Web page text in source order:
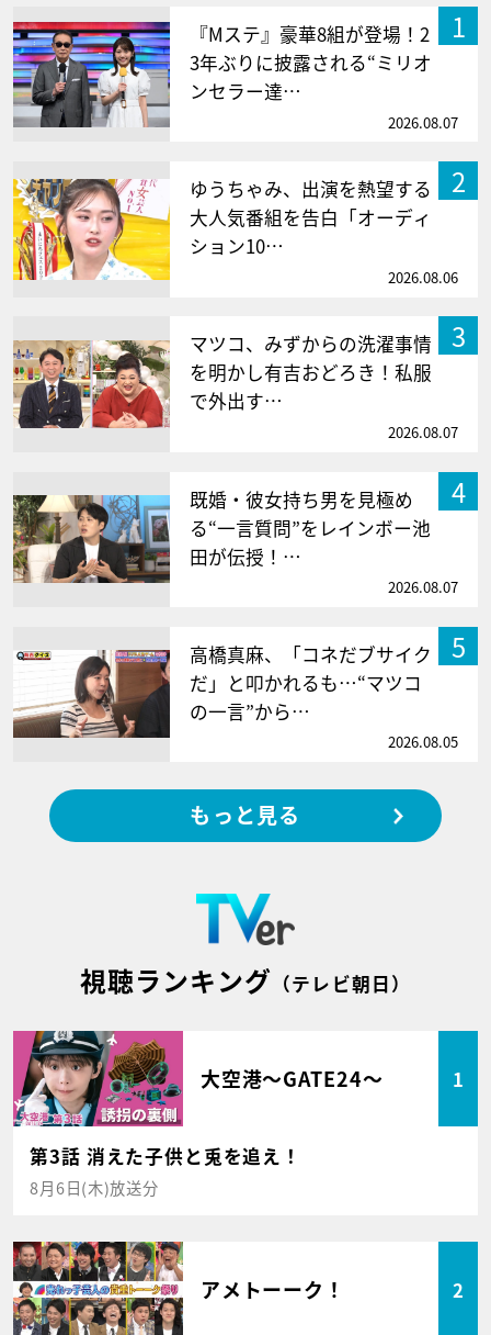
1
『Mステ』豪華8組が登場！2
3年ぶりに披露される“ミリオ
ンセラー達…
2026.08.07
2
ゆうちゃみ、出演を熱望する
大人気番組を告白「オーディ
ション10…
2026.08.06
3
マツコ、みずからの洗濯事情
を明かし有吉おどろき！私服
で外出す…
2026.08.07
4
既婚・彼女持ち男を見極め
る“一言質問”をレインボー池
田が伝授！…
2026.08.07
5
高橋真麻、「コネだブサイク
だ」と叩かれるも…“マツコ
の一言”から…
2026.08.05
もっと見る
視聴ランキング （テレビ朝日）
大空港～GATE24～ 1
第3話 消えた子供と兎を追え！
8月6日(木)放送分
アメトーーク！ 2